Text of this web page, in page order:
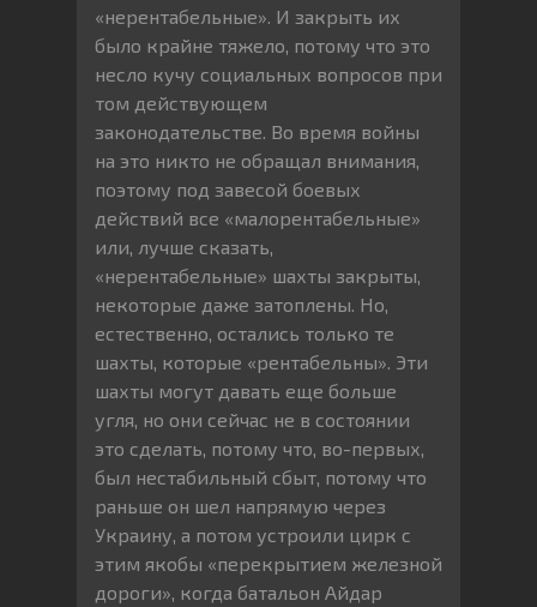
«нерентабельные». И закрыть их
было крайне тяжело, потому что это
несло кучу социальных вопросов при
том действующем
законодательстве. Во время войны
на это никто не обращал внимания,
поэтому под завесой боевых
действий все «малорентабельные»
или, лучше сказать,
«нерентабельные» шахты закрыты,
некоторые даже затоплены. Но,
естественно, остались только те
шахты, которые «рентабельны». Эти
шахты могут давать еще больше
угля, но они сейчас не в состоянии
это сделать, потому что, во-первых,
был нестабильный сбыт, потому что
раньше он шел напрямую через
Украину, а потом устроили цирк с
этим якобы «перекрытием железной
дороги», когда батальон Айдар